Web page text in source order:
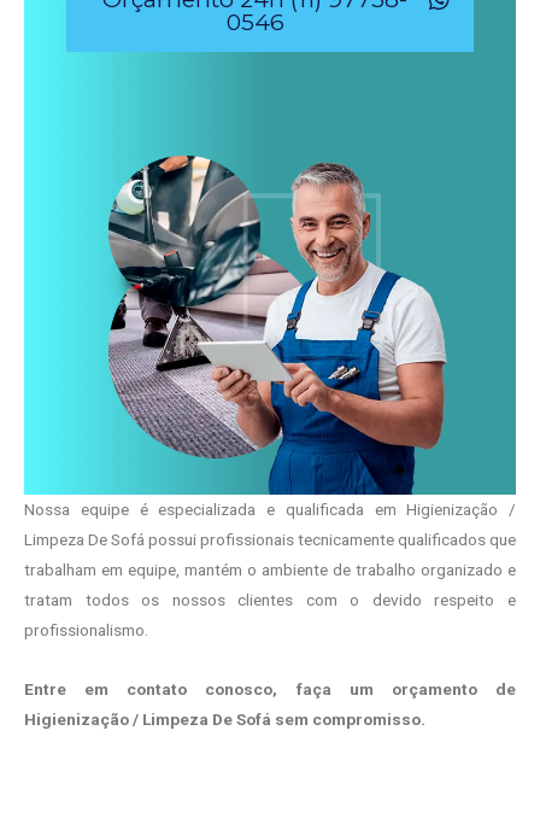
0546
Nossa equipe é especializada e qualificada em Higienização /
Limpeza De Sofá possui profissionais tecnicamente qualificados que
trabalham em equipe, mantém o ambiente de trabalho organizado e
tratam todos os nossos clientes com o devido respeito e
profissionalismo.
Entre em contato conosco, faça um orçamento de
Higienização / Limpeza De Sofá sem compromisso.